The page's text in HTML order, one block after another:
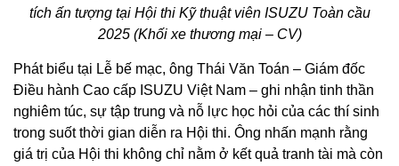
tích ấn tượng tại Hội thi Kỹ thuật viên ISUZU Toàn cầu
2025 (Khối xe thương mại – CV)
Phát biểu tại Lễ bế mạc, ông Thái Văn Toán – Giám đốc
Điều hành Cao cấp ISUZU Việt Nam – ghi nhận tinh thần
nghiêm túc, sự tập trung và nỗ lực học hỏi của các thí sinh
trong suốt thời gian diễn ra Hội thi. Ông nhấn mạnh rằng
giá trị của Hội thi không chỉ nằm ở kết quả tranh tài mà còn